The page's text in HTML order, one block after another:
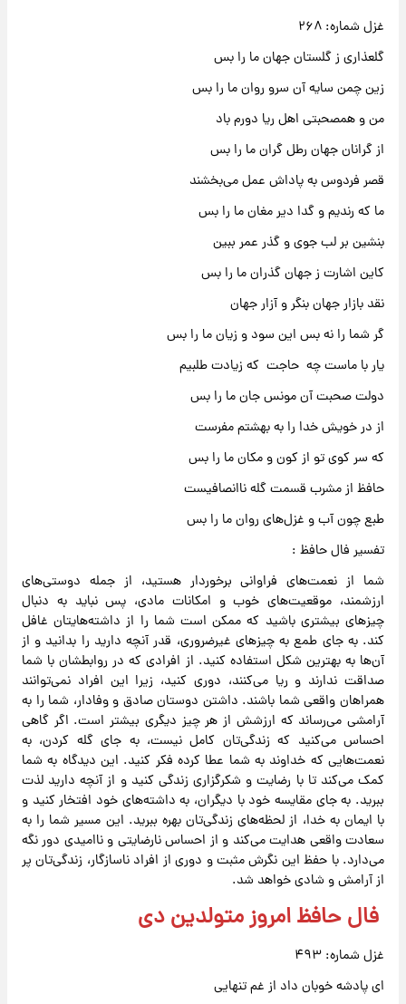
غزل شماره: ۲۶۸
گلعذاری ز گلستان جهان ما را بس
زین چمن سایه آن سرو روان ما را بس
من و همصحبتی اهل ریا دورم باد
از گرانان جهان رطل گران ما را بس
قصر فردوس به پاداش عمل می‌بخشند
ما که رندیم و گدا دیر مغان ما را بس
بنشین بر لب جوی و گذر عمر ببین
کاین اشارت ز جهان گذران ما را بس
نقد بازار جهان بنگر و آزار جهان
گر شما را نه بس این سود و زیان ما را بس
یار با ماست چه حاجت که زیادت طلبیم
دولت صحبت آن مونس جان ما را بس
از در خویش خدا را به بهشتم مفرست
که سر کوی تو از کون و مکان ما را بس
حافظ از مشرب قسمت گله ناانصافیست
طبع چون آب و غزل‌های روان ما را بس
تفسیر فال حافظ :
شما از نعمت‌های فراوانی برخوردار هستید، از جمله دوستی‌های
ارزشمند، موقعیت‌های خوب و امکانات مادی، پس نباید به دنبال
چیزهای بیشتری باشید که ممکن است شما را از داشته‌هایتان غافل
کند. به جای طمع به چیزهای غیرضروری، قدر آنچه دارید را بدانید و از
آن‌ها به بهترین شکل استفاده کنید. از افرادی که در روابطشان با شما
صداقت ندارند و ریا می‌کنند، دوری کنید، زیرا این افراد نمی‌توانند
همراهان واقعی شما باشند. داشتن دوستان صادق و وفادار، شما را به
آرامشی می‌رساند که ارزشش از هر چیز دیگری بیشتر است. اگر گاهی
احساس می‌کنید که زندگی‌تان کامل نیست، به جای گله کردن، به
نعمت‌هایی که خداوند به شما عطا کرده فکر کنید. این دیدگاه به شما
کمک می‌کند تا با رضایت و شکرگزاری زندگی کنید و از آنچه دارید لذت
ببرید. به جای مقایسه خود با دیگران، به داشته‌های خود افتخار کنید و
با ایمان به خدا، از لحظه‌های زندگی‌تان بهره ببرید. این مسیر شما را به
سعادت واقعی هدایت می‌کند و از احساس نارضایتی و ناامیدی دور نگه
می‌دارد. با حفظ این نگرش مثبت و دوری از افراد ناسازگار، زندگی‌تان پر
از آرامش و شادی خواهد شد.
فال حافظ امروز متولدین دی
غزل شماره: ۴۹۳
ای پادشه خوبان داد از غم تنهایی